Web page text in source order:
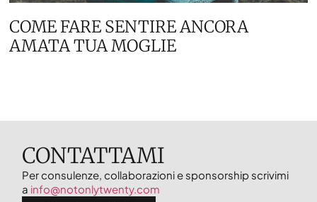
COME FARE SENTIRE ANCORA
AMATA TUA MOGLIE
CONTATTAMI
Per consulenze, collaborazioni e sponsorship scrivimi
a info@notonlytwenty.com